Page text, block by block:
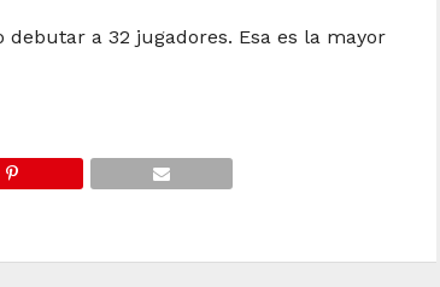
a 32 jugadores. Esa es la mayor